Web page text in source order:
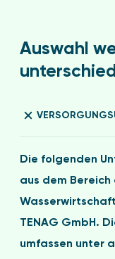
Auswahl
Die folgenden
aus dem
TENAG GmbH.
umfassen unter